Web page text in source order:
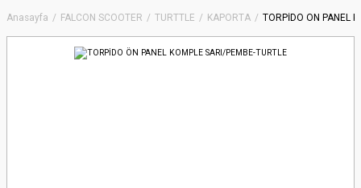
Anasayfa FALCON SCOOTER TURTTLE KAPORTA TORPİDO ÖN PANEL